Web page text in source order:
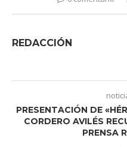
REDACCIÓN
PRESENTACIÓN DE
CORDERO AVILÉS
PRENSA